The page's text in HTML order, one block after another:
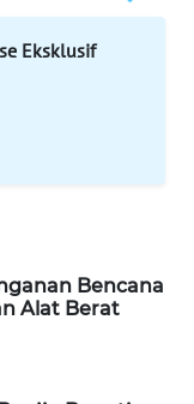
Eksklusif
Bencana
Alat Berat